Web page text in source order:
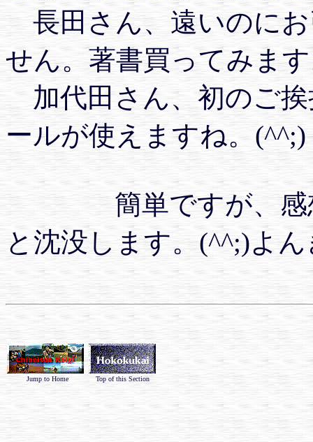
長田さん、遠いのにお
せん。著書買ってみま
加代田さん、初のご挨
ールが使えますね。(^^;)
簡単ですが、感想
と沈没します。(^^;)よ
Jump to Home Top of this Section